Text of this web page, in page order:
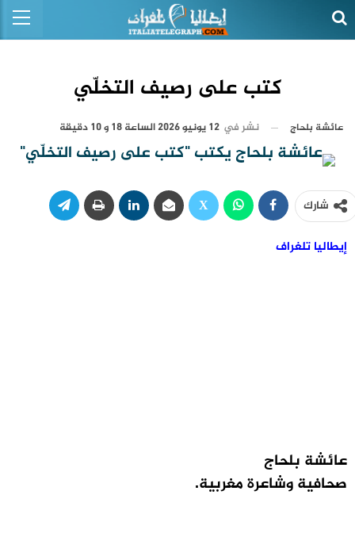
كتب على رصيف التخلّي
عائشة بلحاج نشر في 12 يونيو 2026 الساعة 18 و 10 دقيقة
شارك
إيطاليا تلغراف
عائشة بلحاج
صحافية وشاعرة مغربية.